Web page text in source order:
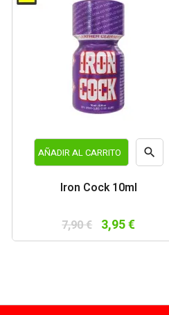
AÑADIR AL CARRITO 
Iron Cock 10ml
7,90 € 3,95 €